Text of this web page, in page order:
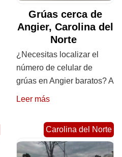
Grúas cerca de
Angier, Carolina del
Norte
¿Necesitas localizar el
número de celular de
grúas en Angier baratos? A
Leer más
Carolina del Norte